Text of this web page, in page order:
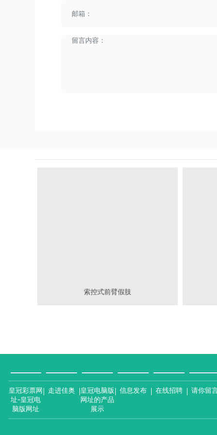
索控式前臂假肢
皇冠彩票网
址-皇冠电
脑版网址
走进佳奥
皇冠电脑版
网址的产品
展示
信息发布 在线招聘 请你留